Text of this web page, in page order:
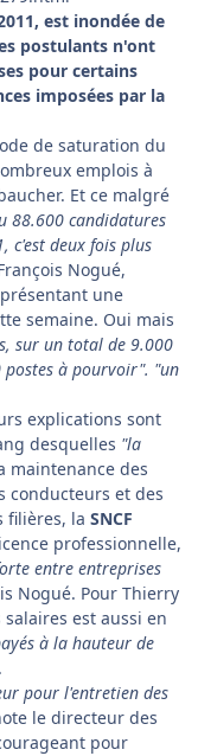
est inondée de
postulants n'ont
pour certains
imposées par la
de saturation du
emplois à
Et ce malgré
88.600 candidatures
c'est deux fois plus
Nogué,
une
semaine. Oui mais
sur un total de 9.000
postes à pourvoir". "un
explications sont
desquelles "la
maintenance des
conducteurs et des
filières, la SNCF
professionnelle,
entre entreprises
Nogué. Pour Thierry
est aussi en
à la hauteur de
pour l'entretien des
le directeur des
pour